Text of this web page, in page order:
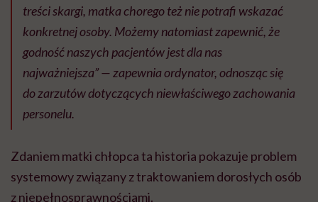
treści skargi, matka chorego też nie potrafi wskazać
konkretnej osoby. Możemy natomiast zapewnić, że
godność naszych pacjentów jest dla nas
najważniejsza” — zapewnia ordynator, odnosząc się
do zarzutów dotyczących niewłaściwego zachowania
personelu.
Zdaniem matki chłopca ta historia pokazuje problem
systemowy związany z traktowaniem dorosłych osób
z niepełnosprawnościami.